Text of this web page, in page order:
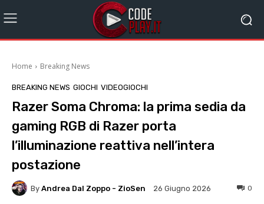
Home Breaking News
BREAKING NEWS GIOCHI VIDEOGIOCHI
Razer Soma Chroma: la prima sedia da
gaming RGB di Razer porta
l’illuminazione reattiva nell’intera
postazione
By Andrea Dal Zoppo - ZioSen 26 Giugno 2026 0